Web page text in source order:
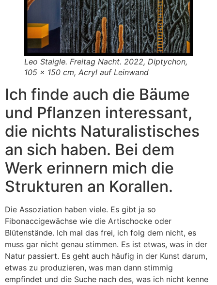
Leo Staigle. Freitag Nacht. 2022, Diptychon,
105 x 150 cm, Acryl auf Leinwand
Ich finde auch die Bäume
und Pflanzen interessant,
die nichts Naturalistisches
an sich haben. Bei dem
Werk erinnern mich die
Strukturen an Korallen.
Die Assoziation haben viele. Es gibt ja so
Fibonaccigewächse wie die Artischocke oder
Blütenstände. Ich mal das frei, ich folg dem nicht, es
muss gar nicht genau stimmen. Es ist etwas, was in der
Natur passiert. Es geht auch häufig in der Kunst darum,
etwas zu produzieren, was man dann stimmig
empfindet und die Suche nach des, was ich nicht kenne